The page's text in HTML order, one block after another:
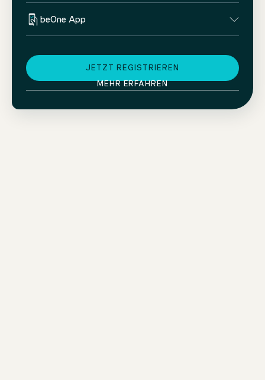
beOne App
JETZT REGISTRIEREN
MEHR ERFAHREN